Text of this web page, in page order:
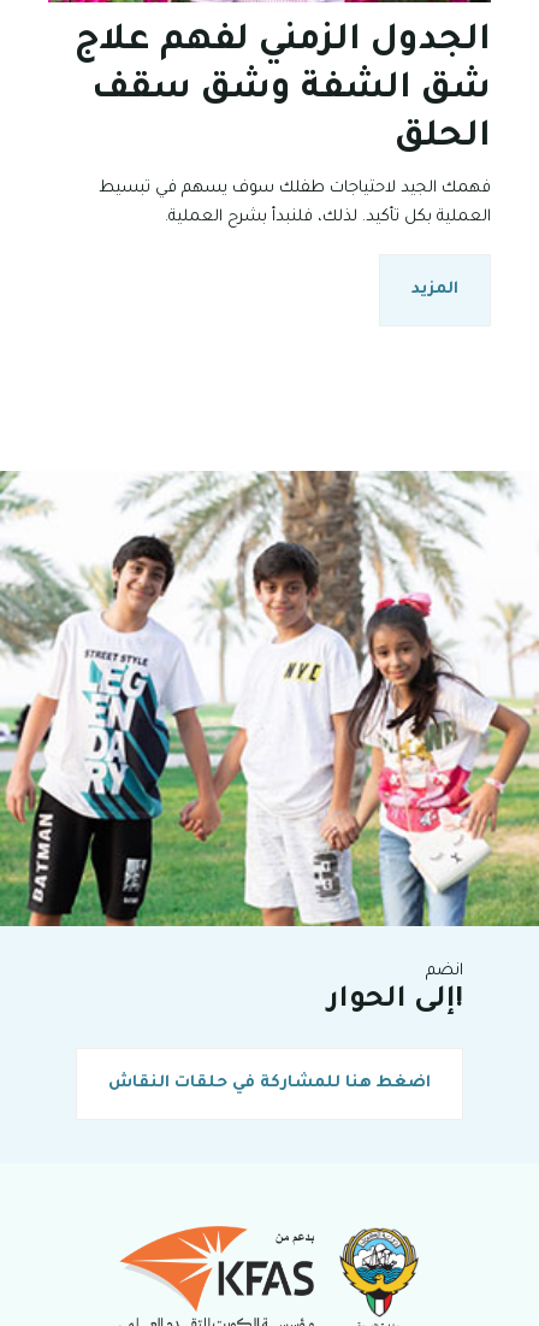
الجدول الزمني لفهم علاج
شق الشفة وشق سقف
الحلق
فهمك الجيد لاحتياجات طفلك سوف يسهم في تبسيط
العملية بكل تأكيد. لذلك، فلنبدأ بشرح العملية.
المزيد
انضم
إلى الحوار!
اضغط هنا للمشاركة في حلقات النقاش